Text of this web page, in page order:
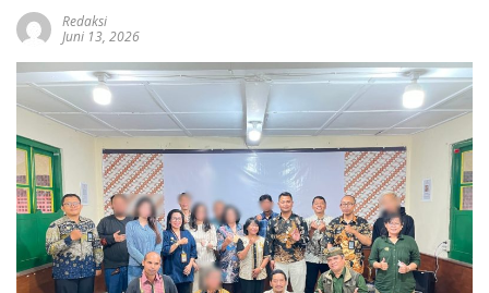
Redaksi
Juni 13, 2026